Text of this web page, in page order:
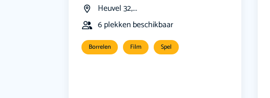
Heuvel 32,...
6 plekken beschikbaar
Borrelen Film Spel